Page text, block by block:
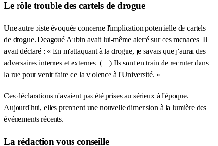
Le rôle trouble des cartels de drogue
Une autre piste évoquée concerne l'implication potentielle de cartels
de drogue. Deagoué Aubin avait lui-même alerté sur ces menaces. Il
avait déclaré : « En m'attaquant à la drogue, je savais que j'aurai des
adversaires internes et externes. (…) Ils sont en train de recruter dans
la rue pour venir faire de la violence à l'Université. »
Ces déclarations n'avaient pas été prises au sérieux à l'époque.
Aujourd'hui, elles prennent une nouvelle dimension à la lumière des
événements récents.
La rédaction vous conseille